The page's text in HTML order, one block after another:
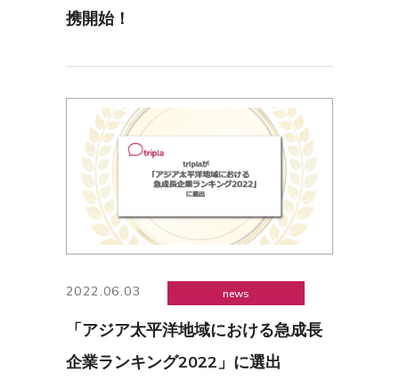
携開始！
2022.06.03 news
「アジア太平洋地域における急成長
企業ランキング2022」に選出